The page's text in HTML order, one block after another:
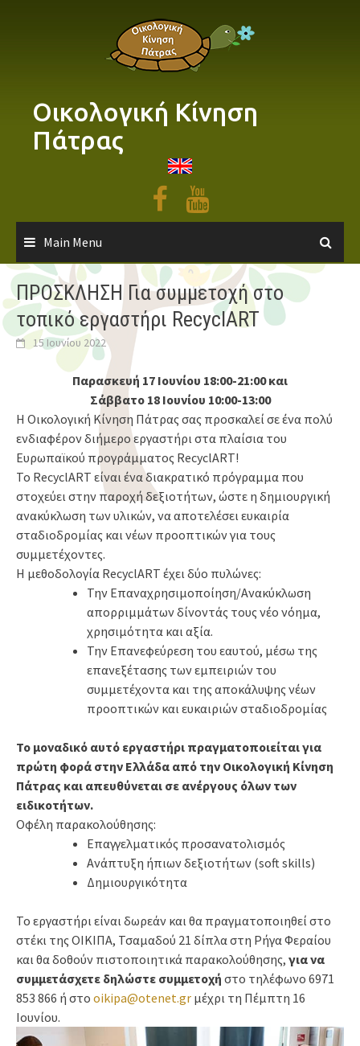
Οικολογική Κίνηση
Πάτρας
Main Menu
ΠΡΟΣΚΛΗΣΗ Για συμμετοχή στο
τοπικό εργαστήρι RecyclART
15 Ιουνίου 2022
Παρασκευή 17 Ιουνίου 18:00-21:00 και
Σάββατο 18 Ιουνίου 10:00-13:00
Η Οικολογική Κίνηση Πάτρας σας προσκαλεί σε ένα πολύ
ενδιαφέρον διήμερο εργαστήρι στα πλαίσια του
Ευρωπαϊκού προγράμματος RecyclART!
Το RecyclART είναι ένα διακρατικό πρόγραμμα που
στοχεύει στην παροχή δεξιοτήτων, ώστε η δημιουργική
ανακύκλωση των υλικών, να αποτελέσει ευκαιρία
σταδιοδρομίας και νέων προοπτικών για τους
συμμετέχοντες.
Η μεθοδολογία RecyclART έχει δύο πυλώνες:
Την Επαναχρησιμοποίηση/Ανακύκλωση
απορριμμάτων δίνοντάς τους νέο νόημα,
χρησιμότητα και αξία.
Την Επανεφεύρεση του εαυτού, μέσω της
επανεξέτασης των εμπειριών του
συμμετέχοντα και της αποκάλυψης νέων
προοπτικών και ευκαιριών σταδιοδρομίας
Το μοναδικό αυτό εργαστήρι πραγματοποιείται για
πρώτη φορά στην Ελλάδα από την Οικολογική Κίνηση
Πάτρας και απευθύνεται σε ανέργους όλων των
ειδικοτήτων.
Οφέλη παρακολούθησης:
Επαγγελματικός προσανατολισμός
Ανάπτυξη ήπιων δεξιοτήτων (soft skills)
Δημιουργικότητα
Το εργαστήρι είναι δωρεάν και θα πραγματοποιηθεί στο
στέκι της ΟΙΚΙΠΑ, Τσαμαδού 21 δίπλα στη Ρήγα Φεραίου
και θα δοθούν πιστοποιητικά παρακολούθησης, για να
συμμετάσχετε δηλώστε συμμετοχή στο τηλέφωνο 6971
853 866 ή στο oikipa@otenet.gr μέχρι τη Πέμπτη 16
Ιουνίου.